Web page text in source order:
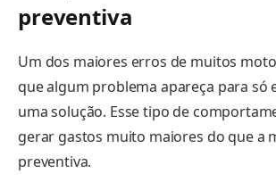
preventiva
Um dos maiores erros de muitos
que algum problema apareça para só
uma solução. Esse tipo de
gerar gastos muito maiores do que a
preventiva.